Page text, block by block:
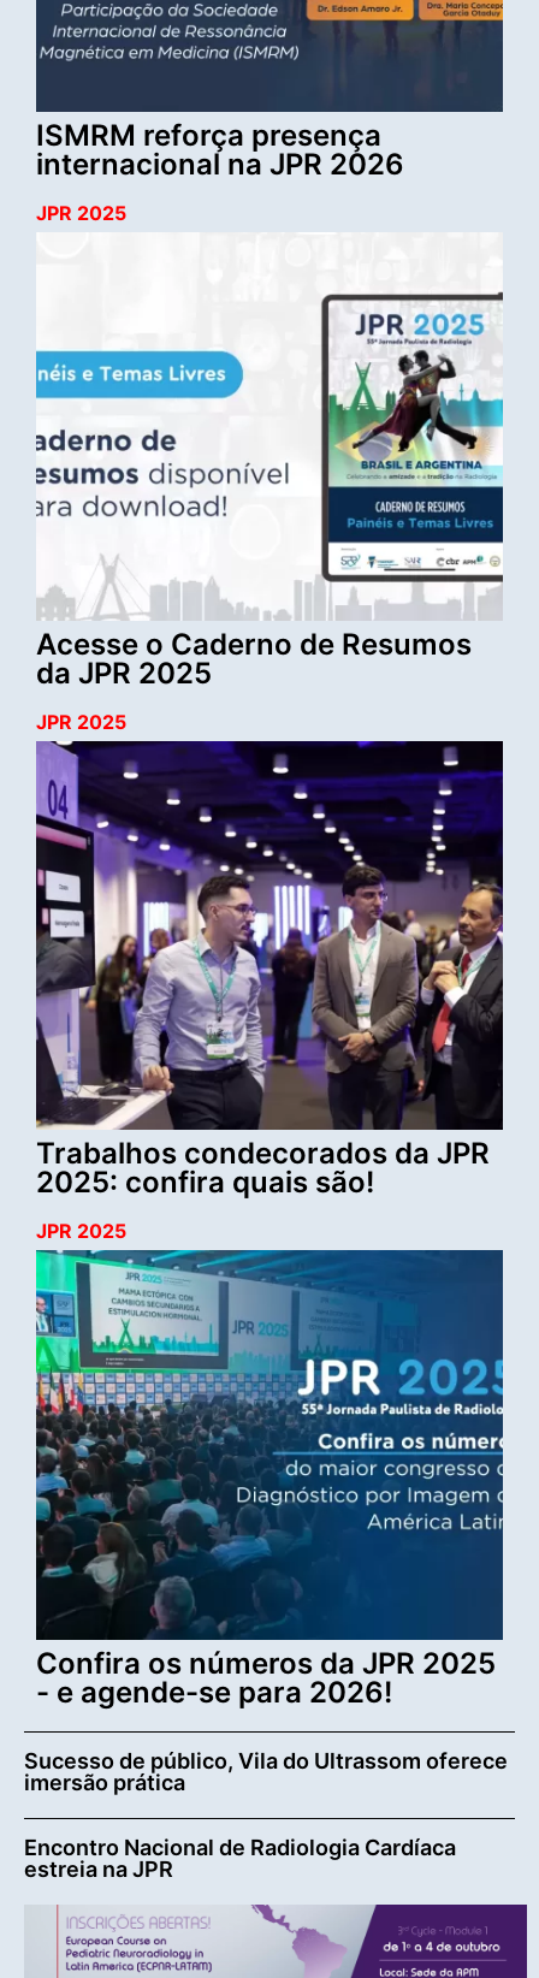
ISMRM reforça presença
internacional na JPR 2026
JPR 2025
Acesse o Caderno de Resumos
da JPR 2025
JPR 2025
Trabalhos condecorados da JPR
2025: confira quais são!
JPR 2025
Confira os números da JPR 2025
- e agende-se para 2026!
Sucesso de público, Vila do Ultrassom oferece
imersão prática
Encontro Nacional de Radiologia Cardíaca
estreia na JPR